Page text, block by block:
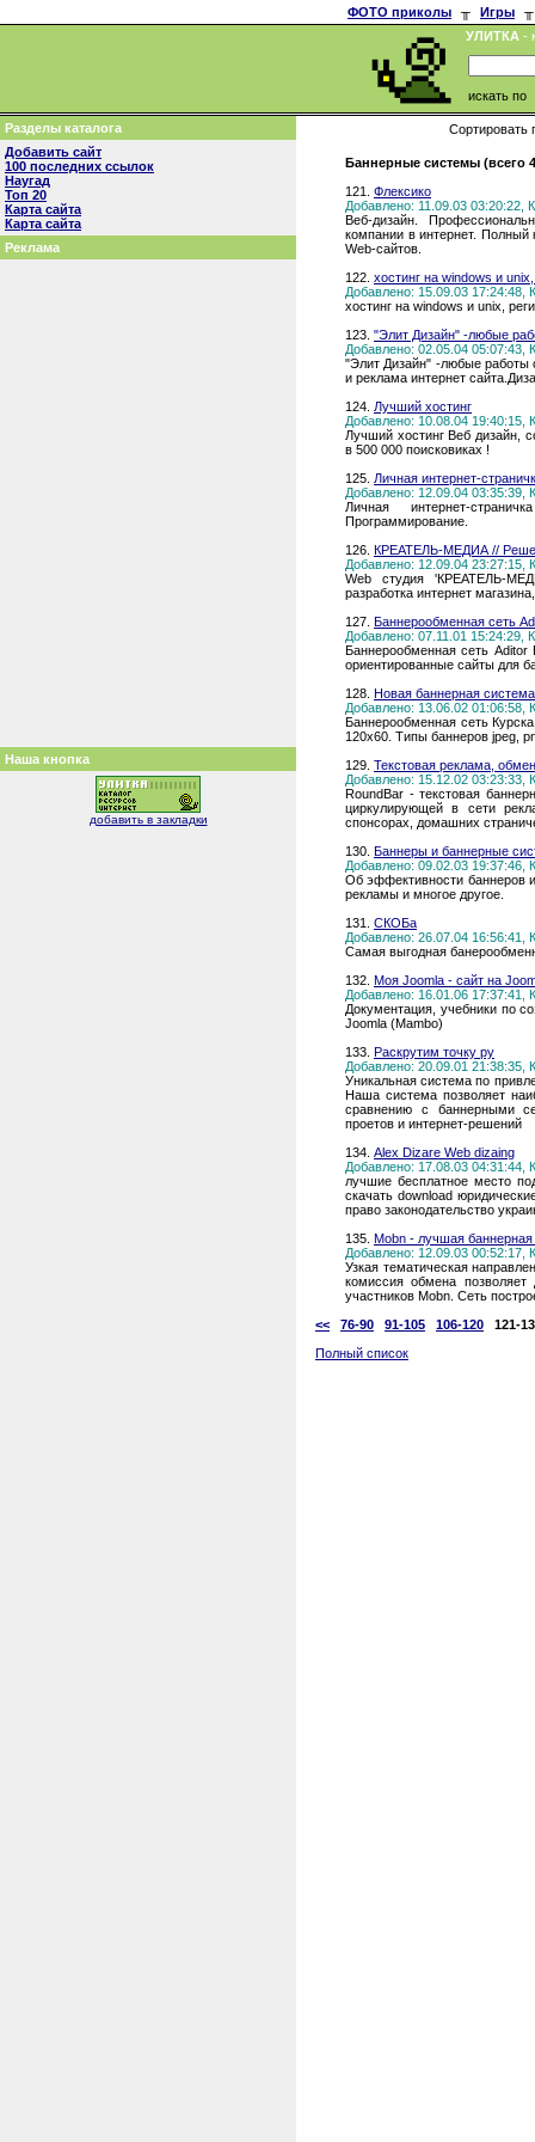
ФОТО приколы ╥ Игры
╥
УЛИТКА -
искать по
Разделы каталога
Добавить сайт
100 последних ссылок
Наугад
Топ 20
Карта сайта
Карта сайта
Реклама
Наша кнопка
добавить в закладки
Сортировать
Баннерные системы (всего
121. Флексико
Добавлено: 11.09.03 03:20:22,
Веб-дизайн.
компании в интернет. Полный
Web-сайтов.
122. хостинг на windows и
Добавлено: 15.09.03 17:24:48,
хостинг на windows и unix,
123. "Элит Дизайн" -любые
Добавлено: 02.05.04 05:07:43,
"Элит Дизайн" -любые работы
и реклама интернет
124. Лучший хостинг
Добавлено: 10.08.04 19:40:15,
Лучший хостинг Веб дизайн,
в 500 000 поисковиках !
125. Личная интернет-
Добавлено: 12.09.04 03:35:39,
Личная интернет-
Программирование.
126. КРЕАТЕЛЬ-МЕДИА //
Добавлено: 12.09.04 23:27:15,
Web студия 'КРЕАТЕЛЬ-
разработка интернет
127. Баннерообменная сеть
Добавлено: 07.11.01 15:24:29,
Баннерообменная сеть Aditor
ориентированные сайты для
128. Новая баннерная
Добавлено: 13.06.02 01:06:58,
Баннерообменная сеть
120x60. Типы баннеров jpeg,
129. Текстовая реклама,
Добавлено: 15.12.02 03:23:33,
RoundBar - текстовая
циркулирующей в сети
спонсорах, домашних
130. Баннеры и баннерные
Добавлено: 09.02.03 19:37:46,
Об эффективности баннеров
рекламы и многое другое.
131. СКОБа
Добавлено: 26.07.04 16:56:41,
Самая выгодная
132. Моя Joomla - сайт на
Добавлено: 16.01.06 17:37:41,
Документация, учебники по
Joomla (Mambo)
133. Раскрутим точку ру
Добавлено: 20.09.01 21:38:35,
Уникальная система по
Наша система позволяет
сравнению с баннерными
проетов и интернет-решений
134. Alex Dizare Web dizaing
Добавлено: 17.08.03 04:31:44,
лучшие бесплатное место
скачать download
право законодательство
135. Mobn - лучшая
Добавлено: 12.09.03 00:52:17,
Узкая тематическая
комиссия обмена
участников Mobn. Сеть
<<
76-90 91-105 106-120
121-
Полный список